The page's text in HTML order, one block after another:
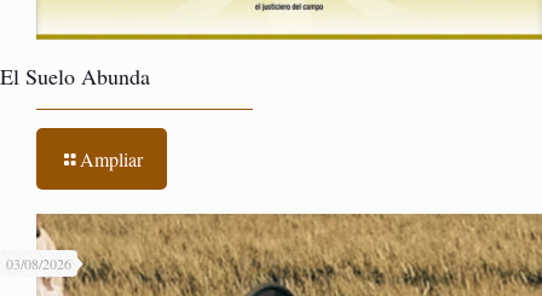
El Suelo Abunda
Ampliar
03/08/2026